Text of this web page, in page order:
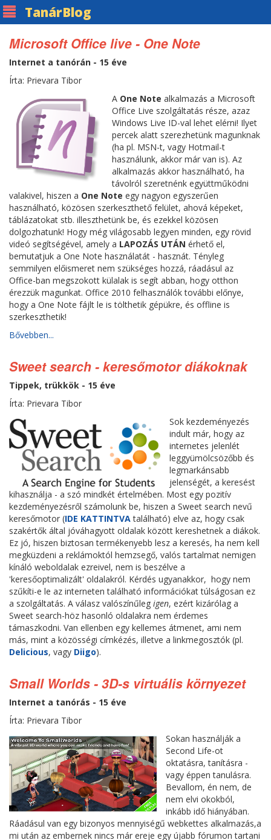
TanárBlog
Microsoft Office live - One Note
Internet a tanórán - 15 éve
Írta: Prievara Tibor
A One Note alkalmazás a Microsoft
Office Live szolgáltatás része, azaz
Windows Live ID-val lehet elérni! Ilyet
percek alatt szerezhetünk magunknak
(ha pl. MSN-t, vagy Hotmail-t
használunk, akkor már van is). Az
alkalmazás akkor használható, ha
távolról szeretnénk együttműködni
valakivel, hiszen a One Note egy nagyon egyszerűen
használható, közösen szerkeszthető felület, ahová képeket,
táblázatokat stb. illeszthetünk be, és ezekkel közösen
dolgozhatunk! Hogy még világosabb legyen minden, egy rövid
videó segítségével, amely a LAPOZÁS UTÁN érhető el,
bemutatjuk a One Note használatát - hasznát. Tényleg
semmilyen előismeret nem szükséges hozzá, ráadásul az
Office-ban megszokott külalak is segít abban, hogy otthon
érezzük magunkat. Office 2010 felhasználók további előnye,
hogy a One Note fájlt le is tölthetik gépükre, és offline is
szerkeszthetik!
Bővebben...
Sweet search - keresőmotor diákoknak
Tippek, trükkök - 15 éve
Írta: Prievara Tibor
Sok kezdeményezés
indult már, hogy az
internetes jelenlét
leggyümölcsözőbb és
legmarkánsabb
jelenségét, a keresést
kihasználja - a szó mindkét értelmében. Most egy pozitív
kezdeményezésről számolunk be, hiszen a Sweet search nevű
keresőmotor (IDE KATTINTVAtalálható) elve az, hogy csak
szakértők által jóváhagyott oldalak között kereshetnek a diákok.
Ez jó, hiszen biztosan termékenyebb lesz a keresés, ha nem kell
megküzdeni a reklámoktól hemzsegő, valós tartalmat nemigen
kínáló weboldalak ezreivel, nem is beszélve a
'keresőoptimalizált' oldalakról. Kérdés ugyanakkor, hogy nem
szűkíti-e le az interneten található információkat túlságosan ez
a szolgáltatás. A válasz valószínűleg igen, ezért kizárólag a
Sweet search-höz hasonló oldalakra nem érdemes
támaszkodni. Van ellenben egy kellemes átmenet, ami nem
más, mint a közösségi címkézés, illetve a linkmegosztók (pl.
Delicious, vagy Diigo).
Small Worlds - 3D-s virtuális környezet
Internet a tanórás - 15 éve
Írta: Prievara Tibor
Sokan használják a
Second Life-ot
oktatásra, tanításra -
vagy éppen tanulásra.
Bevallom, én nem, de
nem elvi okokból,
inkább idő hiányában.
Ráadásul van egy bizonyos mennyiségű webkettes alkalmazás,a
mi után az embernek nincs már ereje egy újabb fórumon tartani